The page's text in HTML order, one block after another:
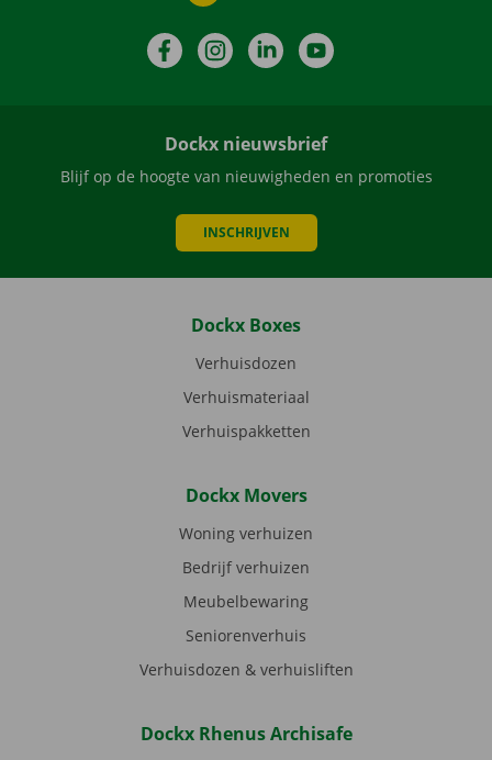
FacebookInstagramLinkedIn
Dockx nieuwsbrief
Blijf op de hoogte van nieuwigheden en promoties
INSCHRIJVEN
Dockx Boxes
Verhuisdozen
Verhuismateriaal
Verhuispakketten
Dockx Movers
Woning verhuizen
Bedrijf verhuizen
Meubelbewaring
Seniorenverhuis
Verhuisdozen & verhuisliften
Dockx Rhenus Archisafe